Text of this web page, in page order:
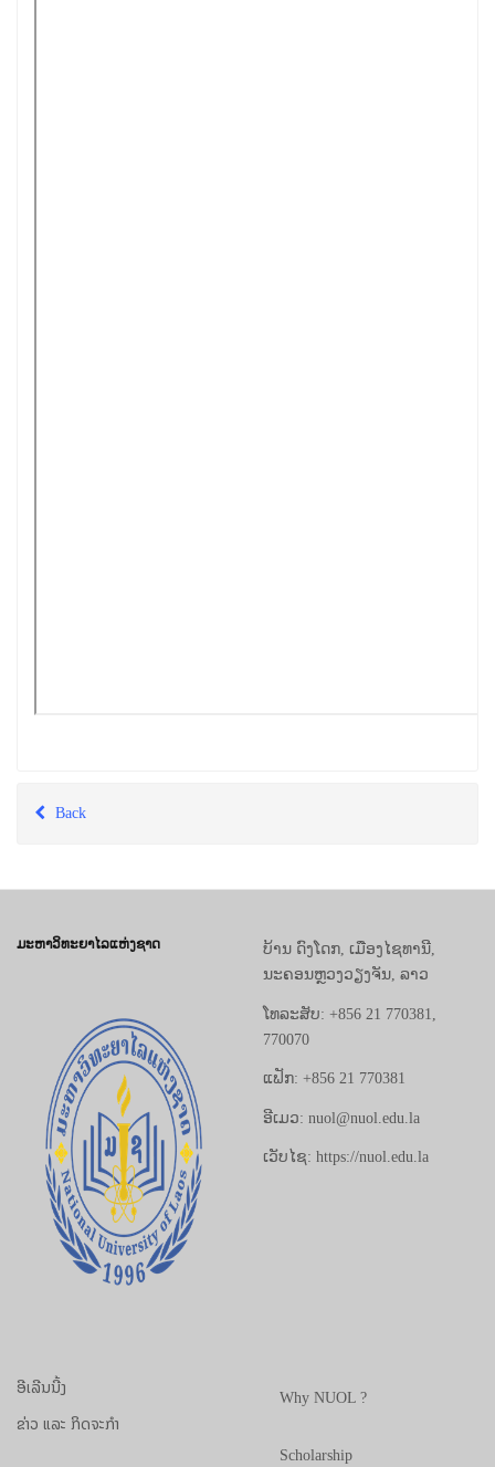
Back
ມະຫາວິທະຍາໄລແຫ່ງຊາດ
ບ້ານ ດົງໂດກ, ເມືອງໄຊທານີ,
ນະຄອນຫຼວງວຽງຈັນ, ລາວ
ໂທລະສັບ: +856 21 770381,
770070
ແຟັກ: +856 21 770381
ອີເມວ: nuol@nuol.edu.la
ເວັບໄຊ: https://nuol.edu.la
ອີເລີນນີ້ງ
ຂ່າວ ແລະ ກິດຈະກຳ
Why NUOL ?
Scholarship